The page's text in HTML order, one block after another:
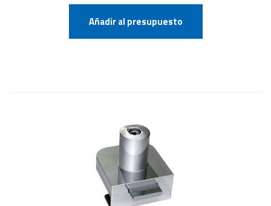
Añadir al presupuesto